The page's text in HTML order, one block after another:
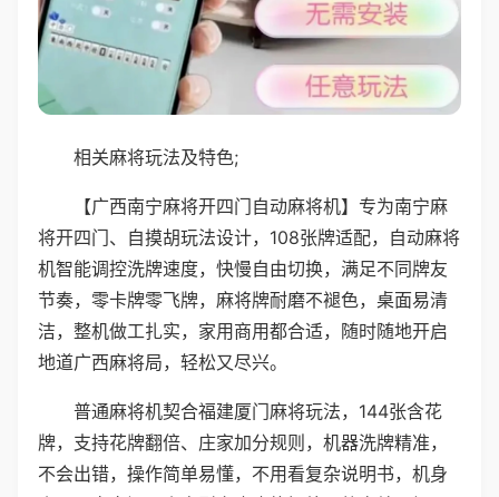
相关麻将玩法及特色;
【广西南宁麻将开四门自动麻将机】专为南宁麻
将开四门、自摸胡玩法设计，108张牌适配，自动麻将
机智能调控洗牌速度，快慢自由切换，满足不同牌友
节奏，零卡牌零飞牌，麻将牌耐磨不褪色，桌面易清
洁，整机做工扎实，家用商用都合适，随时随地开启
地道广西麻将局，轻松又尽兴。
普通麻将机契合福建厦门麻将玩法，144张含花
牌，支持花牌翻倍、庄家加分规则，机器洗牌精准，
不会出错，操作简单易懂，不用看复杂说明书，机身